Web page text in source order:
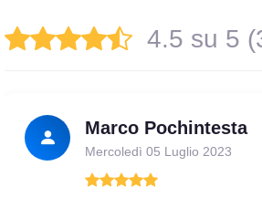
4.5 su 5
Marco Pochintesta
Mercoledì 05 Luglio 2023